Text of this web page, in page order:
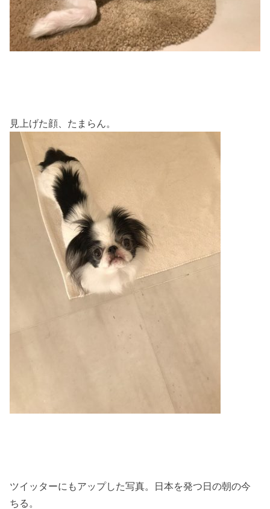
見上げた顔、たまらん。
ツイッターにもアップした写真。日本を発つ日の朝の今
ちる。